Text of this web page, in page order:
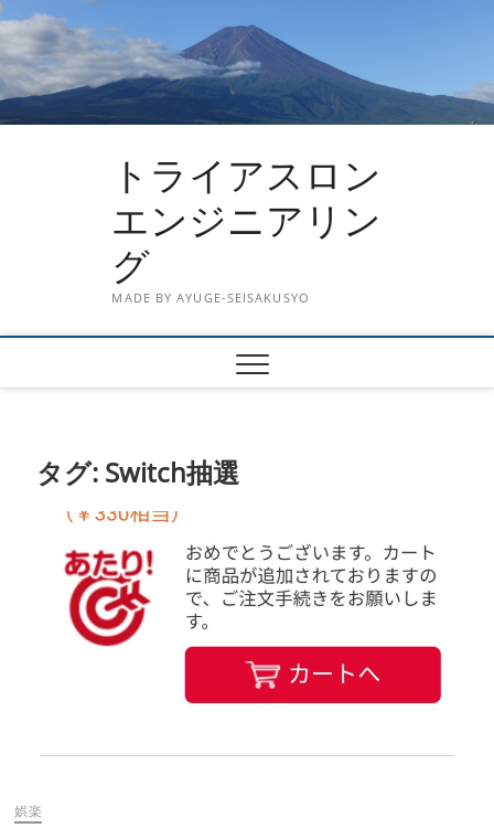
Skip
to
content
トライアスロン
エンジニアリン
グ
MADE BY AYUGE-SEISAKUSYO
タグ: Switch抽選
娯楽